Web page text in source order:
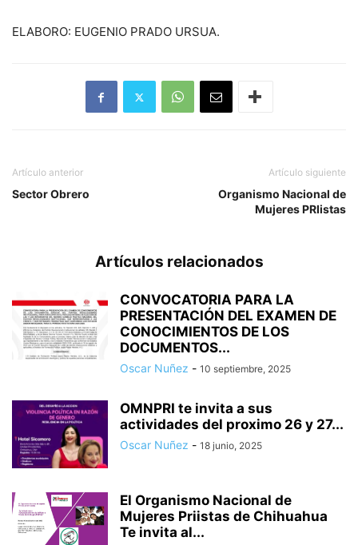
ELABORO: EUGENIO PRADO URSUA.
Artículo anterior
Sector Obrero
Artículo siguiente
Organismo Nacional de
Mujeres PRIistas
Artículos relacionados
CONVOCATORIA PARA LA
PRESENTACIÓN DEL EXAMEN DE
CONOCIMIENTOS DE LOS
DOCUMENTOS...
Oscar Nuñez - 10 septiembre, 2025
OMNPRI te invita a sus
actividades del proximo 26 y 27...
Oscar Nuñez - 18 junio, 2025
El Organismo Nacional de
Mujeres Priistas de Chihuahua
Te invita al...